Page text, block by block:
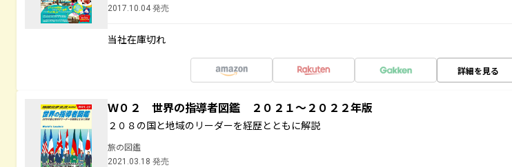
2017.10.04 発売
当社在庫切れ
詳細を見る
Ｗ０２ 世界の指導者図鑑 ２０２１～２０２２年版
２０８の国と地域のリーダーを経歴とともに解説
旅の図鑑
2021.03.18 発売